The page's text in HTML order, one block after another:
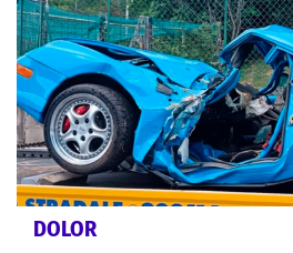
DOLOR